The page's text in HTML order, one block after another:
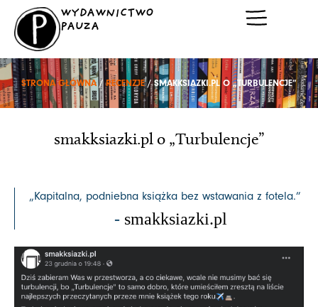
Przejdź
treści
WYDAWNICTWO
PAUZA
STRONA GŁÓWNA/RECENZJE/ SMAKKSIAZKI.PL O „TURBULENCJE”
smakksiazki.pl o „Turbulencje”
„Kapitalna, podniebna książka bez wstawania z fotela.”
- smakksiazki.pl